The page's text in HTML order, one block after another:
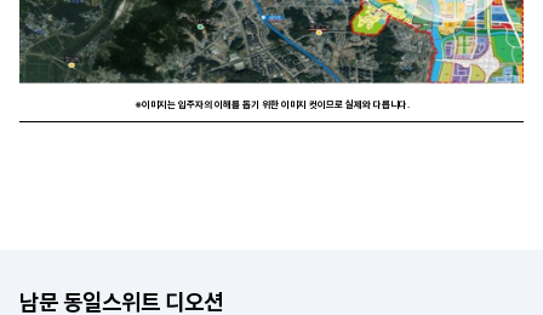
※이미지는 입주자의 이해를 돕기 위한 이미지 컷이므로 실제와 다릅니다.
남문 동일스위트 디오션